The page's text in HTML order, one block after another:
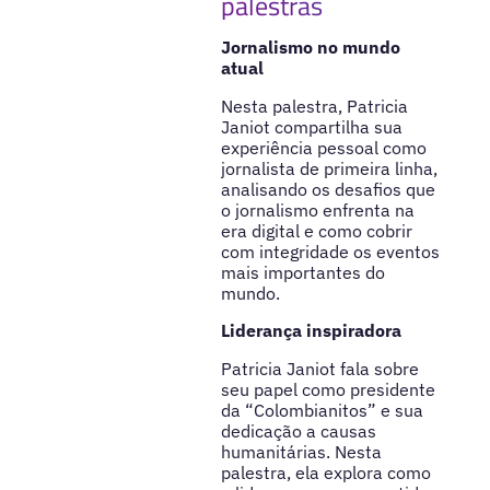
Jornalismo no mundo
atual
Nesta palestra, Patricia
Janiot compartilha sua
experiência pessoal como
jornalista de primeira linha,
analisando os desafios que
o jornalismo enfrenta na
era digital e como cobrir
com integridade os eventos
mais importantes do
mundo.
Liderança inspiradora
Patricia Janiot fala sobre
seu papel como presidente
da “Colombianitos” e sua
dedicação a causas
humanitárias. Nesta
palestra, ela explora como